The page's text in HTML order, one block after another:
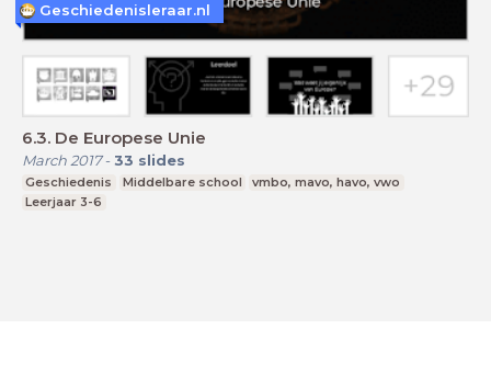
6.3. De Europese Unie
March 2017- 33 slides
Geschiedenis Middelbare school
vmbo, mavo, havo, vwo
Leerjaar 3-6
Geschiedenisleraar.nl